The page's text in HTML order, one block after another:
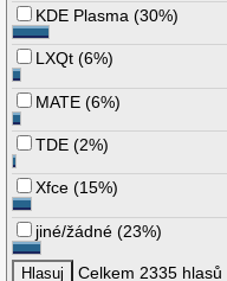
KDE Plasma (30%)
LXQt (6%)
MATE (6%)
TDE (2%)
Xfce (15%)
jiné/žádné (23%)
Celkem 2335 hlasů